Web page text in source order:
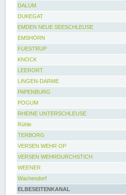
DALUM
DUKEGAT
EMDEN NEUE SEESCHLEUSE
EMSHÖRN
FUESTRUP
KNOCK
LEERORT
LINGEN-DARME
PAPENBURG
POGUM
RHEINE UNTERSCHLEUSE
Rühle
TERBORG
VERSEN WEHR OP
VERSEN WEHRDURCHSTICH
WEENER
Wachendorf
ELBESEITENKANAL